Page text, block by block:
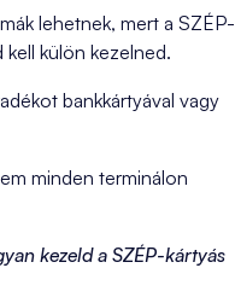
lehetnek, mert a SZÉP-
külön kezelned.
bankkártyával vagy
minden terminálon
kezeld a SZÉP-kártyás